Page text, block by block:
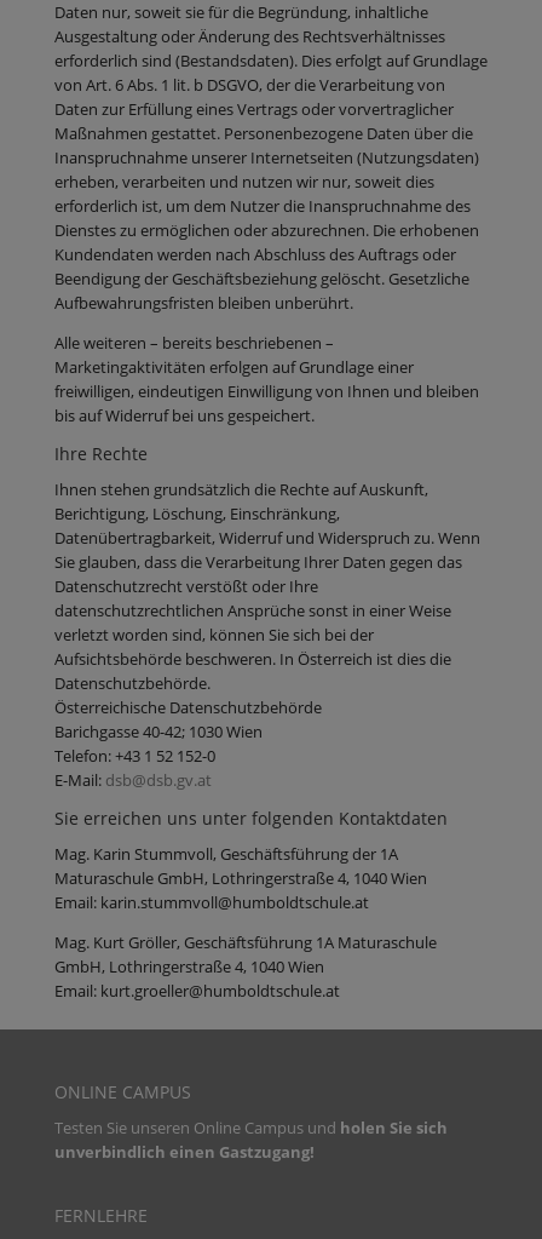
Daten nur, soweit sie für die Begründung, inhaltliche
Ausgestaltung oder Änderung des Rechtsverhältnisses
erforderlich sind (Bestandsdaten). Dies erfolgt auf Grundlage
von Art. 6 Abs. 1 lit. b DSGVO, der die Verarbeitung von
Daten zur Erfüllung eines Vertrags oder vorvertraglicher
Maßnahmen gestattet. Personenbezogene Daten über die
Inanspruchnahme unserer Internetseiten (Nutzungsdaten)
erheben, verarbeiten und nutzen wir nur, soweit dies
erforderlich ist, um dem Nutzer die Inanspruchnahme des
Dienstes zu ermöglichen oder abzurechnen. Die erhobenen
Kundendaten werden nach Abschluss des Auftrags oder
Beendigung der Geschäftsbeziehung gelöscht. Gesetzliche
Aufbewahrungsfristen bleiben unberührt.
Alle weiteren – bereits beschriebenen –
Marketingaktivitäten erfolgen auf Grundlage einer
freiwilligen, eindeutigen Einwilligung von Ihnen und bleiben
bis auf Widerruf bei uns gespeichert.
Ihre Rechte
Ihnen stehen grundsätzlich die Rechte auf Auskunft,
Berichtigung, Löschung, Einschränkung,
Datenübertragbarkeit, Widerruf und Widerspruch zu. Wenn
Sie glauben, dass die Verarbeitung Ihrer Daten gegen das
Datenschutzrecht verstößt oder Ihre
datenschutzrechtlichen Ansprüche sonst in einer Weise
verletzt worden sind, können Sie sich bei der
Aufsichtsbehörde beschweren. In Österreich ist dies die
Datenschutzbehörde.
Österreichische Datenschutzbehörde
Barichgasse 40-42; 1030 Wien
Telefon: +43 1 52 152-0
E-Mail: dsb@dsb.gv.at
Sie erreichen uns unter folgenden Kontaktdaten
Mag. Karin Stummvoll, Geschäftsführung der 1A
Maturaschule GmbH, Lothringerstraße 4, 1040 Wien
Email: karin.stummvoll@humboldtschule.at
Mag. Kurt Gröller, Geschäftsführung 1A Maturaschule
GmbH, Lothringerstraße 4, 1040 Wien
Email: kurt.groeller@humboldtschule.at
ONLINE CAMPUS
Testen Sie unseren Online Campus und holen Sie sich
unverbindlich einen Gastzugang!
FERNLEHRE